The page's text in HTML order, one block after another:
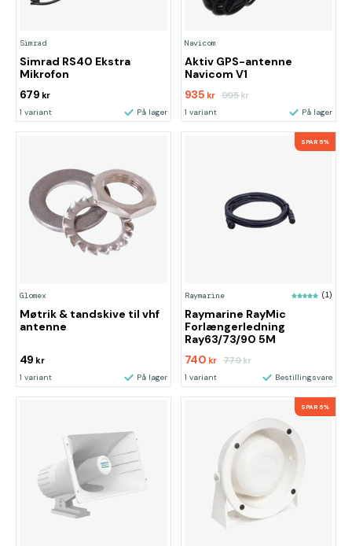
Simrad
Simrad RS40 Ekstra
Mikrofon
679 kr
1 variant På lager
Navicom
Aktiv GPS-antenne
Navicom V1
935 kr 995kr
1 variant På lager
Glomex
Møtrik & tandskive til vhf
antenne
49 kr
1 variant På lager
SPAR 5%
Raymarine (1)
Raymarine RayMic
Forlængerledning
Ray63/73/90 5M
740 kr 779kr
1 variant Bestillingsvare
SPAR 6%